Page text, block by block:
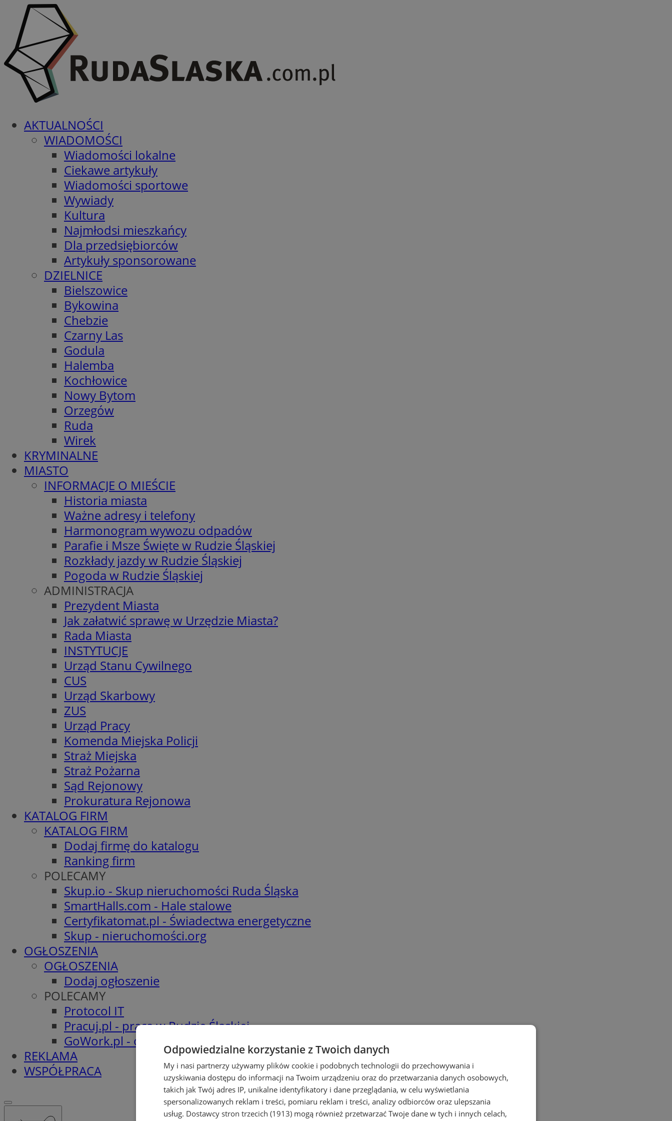
AKTUALNOŚCI
WIADOMOŚCI
Wiadomości lokalne
Ciekawe artykuły
Wiadomości sportowe
Wywiady
Kultura
Najmłodsi mieszkańcy
Dla przedsiębiorców
Artykuły sponsorowane
DZIELNICE
Bielszowice
Bykowina
Chebzie
Czarny Las
Godula
Halemba
Kochłowice
Nowy Bytom
Orzegów
Ruda
Wirek
KRYMINALNE
MIASTO
INFORMACJE O MIEŚCIE
Historia miasta
Ważne adresy i telefony
Harmonogram wywozu odpadów
Parafie i Msze Święte w Rudzie Śląskiej
Rozkłady jazdy w Rudzie Śląskiej
Pogoda w Rudzie Śląskiej
ADMINISTRACJA
Prezydent Miasta
Jak załatwić sprawę w Urzędzie Miasta?
Rada Miasta
INSTYTUCJE
Urząd Stanu Cywilnego
CUS
Urząd Skarbowy
ZUS
Urząd Pracy
Komenda Miejska Policji
Straż Miejska
Straż Pożarna
Sąd Rejonowy
Prokuratura Rejonowa
KATALOG FIRM
KATALOG FIRM
Dodaj firmę do katalogu
Ranking firm
POLECAMY
Skup.io - Skup nieruchomości Ruda Śląska
SmartHalls.com - Hale stalowe
Certyfikatomat.pl - Świadectwa energetyczne
Skup - nieruchomości.org
OGŁOSZENIA
OGŁOSZENIA
Dodaj ogłoszenie
POLECAMY
Protocol IT
Pracuj.pl - praca w Rudzie Śląskiej
GoWork.pl - oferty pracy
REKLAMA
WSPÓŁPRACA
Odpowiedzialne korzystanie z Twoich danych
My i nasi partnerzy używamy plików cookie i podobnych technologii do przechowywania i
uzyskiwania dostępu do informacji na Twoim urządzeniu oraz do przetwarzania danych osobowych,
takich jak Twój adres IP, unikalne identyfikatory i dane przeglądania, w celu wyświetlania
spersonalizowanych reklam i treści, pomiaru reklam i treści, analizy odbiorców oraz ulepszania
usług. Dostawcy stron trzecich (1913) mogą również przetwarzać Twoje dane w tych i innych celach,